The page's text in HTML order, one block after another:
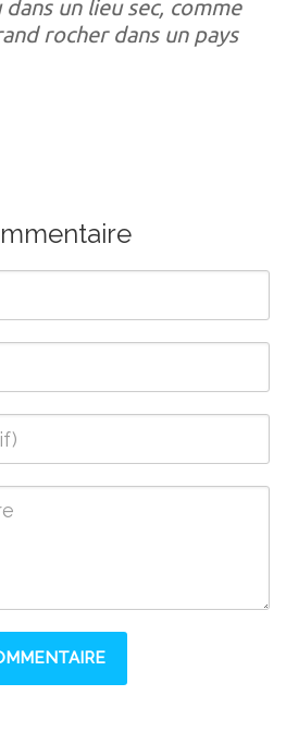
dans un lieu sec, comme
rocher dans un pays